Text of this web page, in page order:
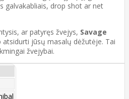
galvakabliais, drop shot ar net
ar patyręs žvejys, Savage
atsidurti jūsų masalų dėžutėje. Tai
žvejybai.